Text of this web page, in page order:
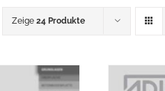
Zeige 24 Produkte